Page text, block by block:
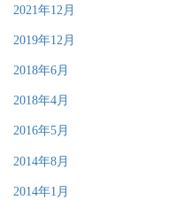
2021年12月
2019年12月
2018年6月
2018年4月
2016年5月
2014年8月
2014年1月